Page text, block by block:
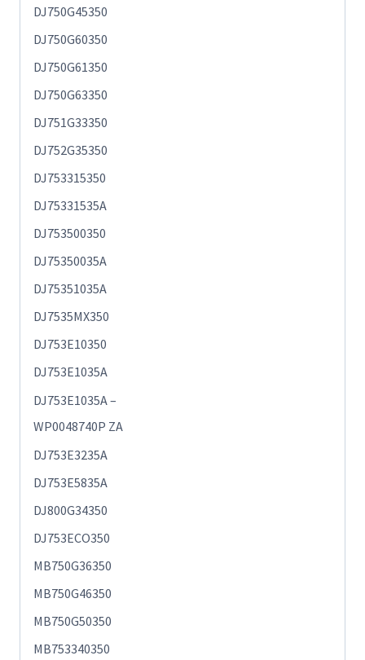
DJ750G45350
DJ750G60350
DJ750G61350
DJ750G63350
DJ751G33350
DJ752G35350
DJ753315350
DJ75331535A
DJ753500350
DJ75350035A
DJ75351035A
DJ7535MX350
DJ753E10350
DJ753E1035A
DJ753E1035A –
WP0048740P ZA
DJ753E3235A
DJ753E5835A
DJ800G34350
DJ753ECO350
MB750G36350
MB750G46350
MB750G50350
MB753340350